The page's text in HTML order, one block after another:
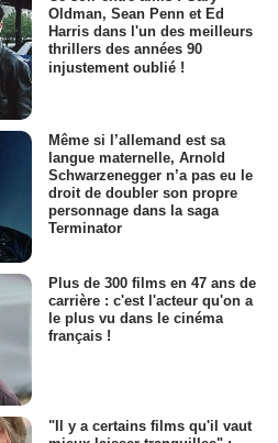
Oldman, Sean Penn et Ed
Harris dans l'un des meilleurs
thrillers des années 90
injustement oublié !
Même si l’allemand est sa
langue maternelle, Arnold
Schwarzenegger n’a pas eu le
droit de doubler son propre
personnage dans la saga
Terminator
Plus de 300 films en 47 ans de
carrière : c'est l'acteur qu'on a
le plus vu dans le cinéma
français !
"Il y a certains films qu'il vaut